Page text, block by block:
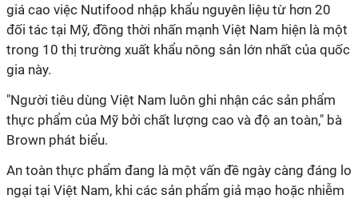
giá cao việc Nutifood nhập khẩu nguyên liệu từ hơn 20
đối tác tại Mỹ, đồng thời nhấn mạnh Việt Nam hiện là một
trong 10 thị trường xuất khẩu nông sản lớn nhất của quốc
gia này.
"Người tiêu dùng Việt Nam luôn ghi nhận các sản phẩm
thực phẩm của Mỹ bởi chất lượng cao và độ an toàn," bà
Brown phát biểu.
An toàn thực phẩm đang là một vấn đề ngày càng đáng lo
ngại tại Việt Nam, khi các sản phẩm giả mạo hoặc nhiễm